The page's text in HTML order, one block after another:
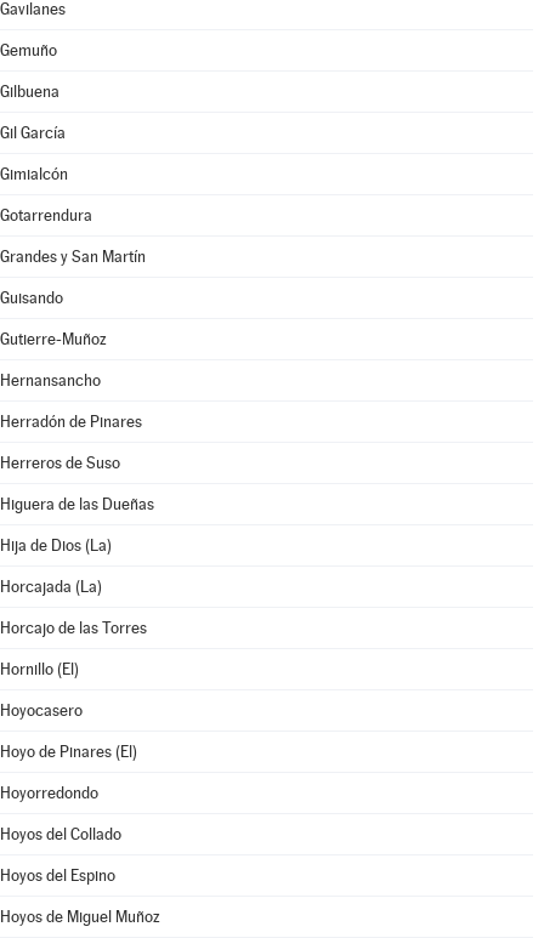
Gavilanes
Gemuño
Gilbuena
Gil García
Gimialcón
Gotarrendura
Grandes y San Martín
Guisando
Gutierre-Muñoz
Hernansancho
Herradón de Pinares
Herreros de Suso
Higuera de las Dueñas
Hija de Dios (La)
Horcajada (La)
Horcajo de las Torres
Hornillo (El)
Hoyocasero
Hoyo de Pinares (El)
Hoyorredondo
Hoyos del Collado
Hoyos del Espino
Hoyos de Miguel Muñoz